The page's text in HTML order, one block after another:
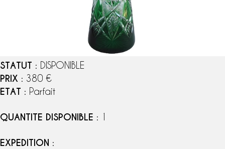
STATUT : DISPONIBLE
PRIX : 380 €
ETAT : Parfait
QUANTITE DISPONIBLE : 1
EXPEDITION :